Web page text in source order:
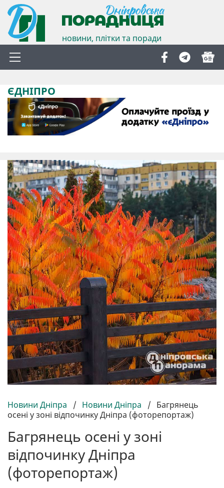
новини, плітки та поради
ЄДНІПРО
Новини Дніпра / Новини Дніпра / Багрянець
осені у зоні відпочинку Дніпра (фоторепортаж)
Багрянець осені у зоні
відпочинку Дніпра
(фоторепортаж)